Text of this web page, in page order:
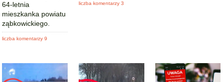
64-letnia
mieszkanka powiatu
ząbkowickiego.
liczba komentarzy 9
liczba komentarzy 3